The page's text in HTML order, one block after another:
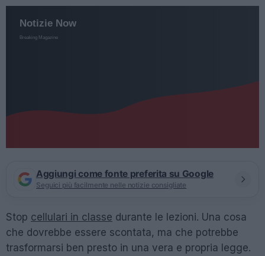
Aggiungi come fonte preferita su Google
Seguici più facilmente nelle notizie consigliate
Stop cellulari in classe durante le lezioni. Una cosa
che dovrebbe essere scontata, ma che potrebbe
trasformarsi ben presto in una vera e propria legge.